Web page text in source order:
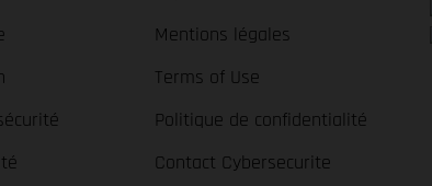
Mentions légales
Terms of Use
Politique de confidentialité
Contact Cybersecurite